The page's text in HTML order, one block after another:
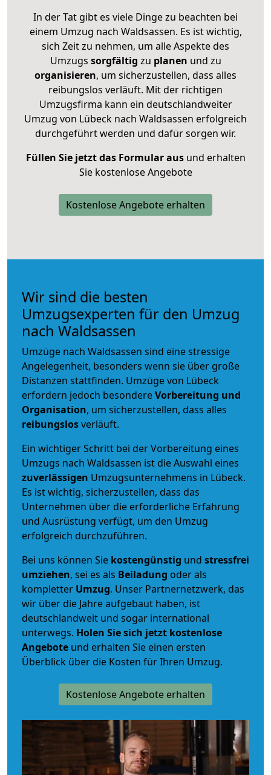
In der Tat gibt es viele Dinge zu beachten bei
einem Umzug nach Waldsassen. Es ist wichtig,
sich Zeit zu nehmen, um alle Aspekte des
Umzugs sorgfältig zu planen und zu
organisieren, um sicherzustellen, dass alles
reibungslos verläuft. Mit der richtigen
Umzugsfirma kann ein deutschlandweiter
Umzug von Lübeck nach Waldsassen erfolgreich
durchgeführt werden und dafür sorgen wir.
Füllen Sie jetzt das Formular ausund erhalten
Sie kostenlose Angebote
Kostenlose Angebote erhalten
Wir sind die besten
Umzugsexperten für den Umzug
nach Waldsassen
Umzüge nach Waldsassen sind eine stressige
Angelegenheit, besonders wenn sie über große
Distanzen stattfinden. Umzüge von Lübeck
erfordern jedoch besondereVorbereitung und
Organisation, um sicherzustellen, dass alles
reibungslosverläuft.
Ein wichtiger Schritt bei der Vorbereitung eines
Umzugs nach Waldsassen ist die Auswahl eines
zuverlässigen Umzugsunternehmens in Lübeck.
Es ist wichtig, sicherzustellen, dass das
Unternehmen über die erforderliche Erfahrung
und Ausrüstung verfügt, um den Umzug
erfolgreich durchzuführen.
Bei uns können Sie kostengünstig und stressfrei
umziehen, sei es als Beiladung oder als
kompletter Umzug. Unser Partnernetzwerk, das
wir über die Jahre aufgebaut haben, ist
deutschlandweit und sogar international
unterwegs. Holen Sie sich jetzt kostenlose
Angebote und erhalten Sie einen ersten
Überblick über die Kosten für Ihren Umzug.
Kostenlose Angebote erhalten